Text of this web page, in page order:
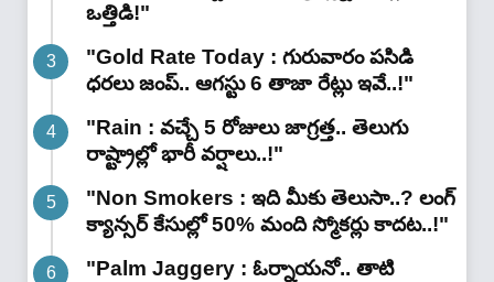
ఒత్తిడి!"
"Gold Rate Today : గురువారం పసిడి
ధరలు జంప్.. ఆగస్టు 6 తాజా రేట్లు ఇవే..!"
"Rain : వచ్చే 5 రోజులు జాగ్రత్త.. తెలుగు
రాష్ట్రాల్లో భారీ వ‌ర్షాలు..!"
"Non Smokers : ఇది మీకు తెలుసా..? లంగ్
క్యాన్సర్ కేసుల్లో 50% మంది స్మోకర్లు కాదట..!"
"Palm Jaggery : ఓర్నాయనో.. తాటి